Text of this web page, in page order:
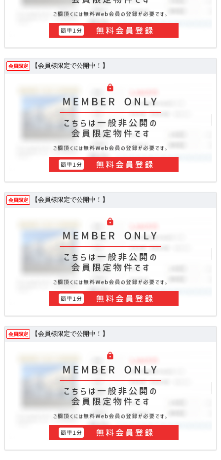
会員限定 【会員様限定で公開中！】
会員限定 【会員様限定で公開中！】
会員限定 【会員様限定で公開中！】